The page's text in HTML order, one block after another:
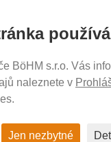
BöHM s.r.o. Vás
naleznete v
Jen nezbytné
NOSICE-
Ochrana